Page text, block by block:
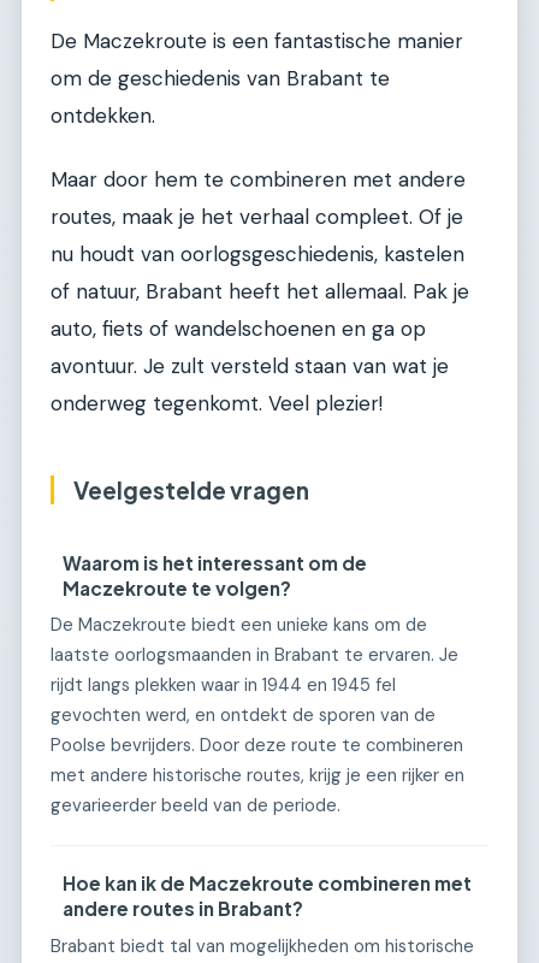
De Maczekroute is een fantastische manier
om de geschiedenis van Brabant te
ontdekken.
Maar door hem te combineren met andere
routes, maak je het verhaal compleet. Of je
nu houdt van oorlogsgeschiedenis, kastelen
of natuur, Brabant heeft het allemaal. Pak je
auto, fiets of wandelschoenen en ga op
avontuur. Je zult versteld staan van wat je
onderweg tegenkomt. Veel plezier!
Veelgestelde vragen
Waarom is het interessant om de
Maczekroute te volgen?
De Maczekroute biedt een unieke kans om de
laatste oorlogsmaanden in Brabant te ervaren. Je
rijdt langs plekken waar in 1944 en 1945 fel
gevochten werd, en ontdekt de sporen van de
Poolse bevrijders. Door deze route te combineren
met andere historische routes, krijg je een rijker en
gevarieerder beeld van de periode.
Hoe kan ik de Maczekroute combineren met
andere routes in Brabant?
Brabant biedt tal van mogelijkheden om historische